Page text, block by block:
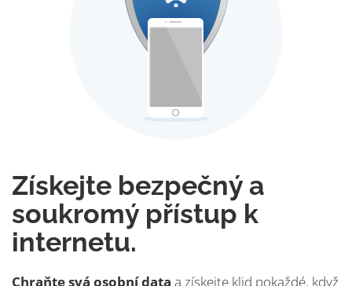
Získejte bezpečný a
soukromý přístup k
internetu.
Chraňte svá osobní data a získejte klid pokaždé, když